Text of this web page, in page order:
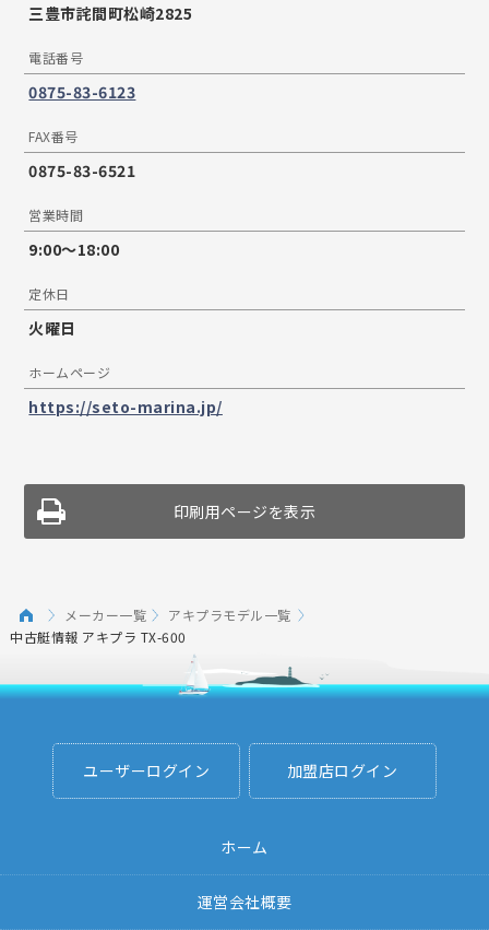
三豊市詫間町松崎2825
電話番号
0875-83-6123
FAX番号
0875-83-6521
営業時間
9:00～18:00
定休日
火曜日
ホームページ
https://seto-marina.jp/
印刷用ページを表示
メーカー一覧
アキプラモデル一覧
中古艇情報 アキプラ TX-600
ユーザーログイン 加盟店ログイン
ホーム
運営会社概要